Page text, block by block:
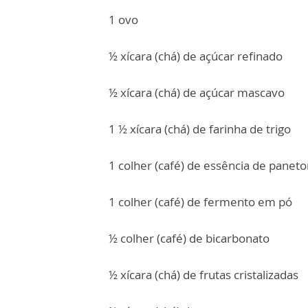
1 ovo
½ xícara (chá) de açúcar refinado
½ xícara (chá) de açúcar mascavo
1 ½ xícara (chá) de farinha de trigo
1 colher (café) de essência de
1 colher (café) de fermento em pó
½ colher (café) de bicarbonato
½ xícara (chá) de frutas cristalizadas